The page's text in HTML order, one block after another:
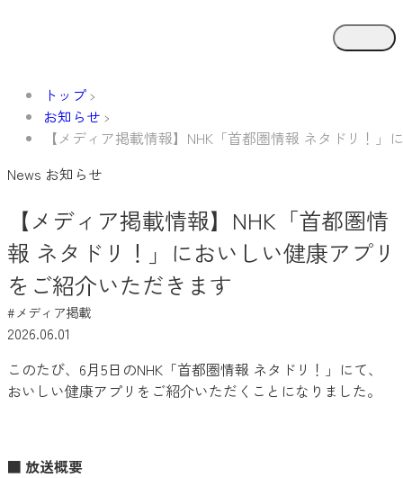
トップ
お知らせ
【メディア掲載情報】NHK「首都圏情報 ネタドリ！
News お知らせ
【メディア掲載情報】NHK「首都圏情
報 ネタドリ！」においしい健康アプリ
をご紹介いただきます
#メディア掲載
2026.06.01
このたび、6月5日のNHK「首都圏情報 ネタドリ！」にて、
おいしい健康アプリをご紹介いただくことになりました。
■ 放送概要